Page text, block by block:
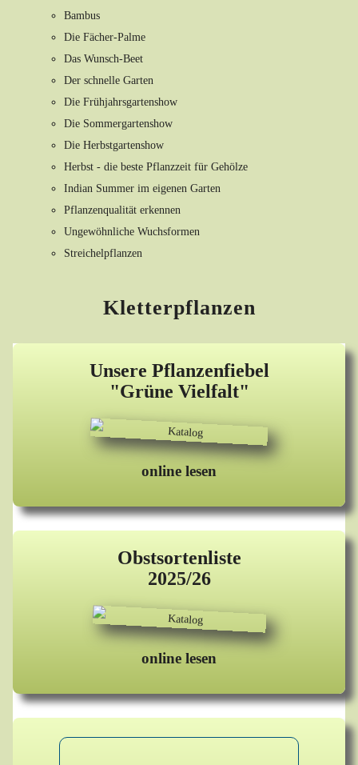
Bambus
Die Fächer-Palme
Das Wunsch-Beet
Der schnelle Garten
Die Frühjahrsgartenshow
Die Sommergartenshow
Die Herbstgartenshow
Herbst - die beste Pflanzzeit für Gehölze
Indian Summer im eigenen Garten
Pflanzenqualität erkennen
Ungewöhnliche Wuchsformen
Streichelpflanzen
Unsere Pflanzenfiebel
"Grüne Vielfalt"
online lesen
Obstsortenliste
2025/26
online lesen
Kletterpflanzen